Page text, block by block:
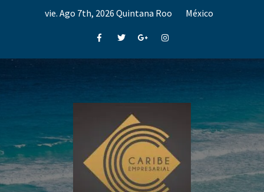
vie. Ago 7th, 2026 Quintana Roo México
FacebookTwitterGoogle+Instagram